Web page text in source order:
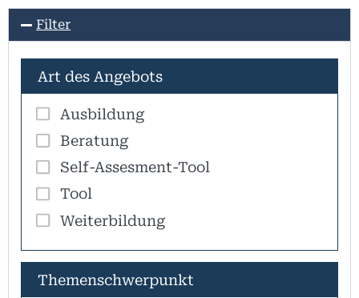
Filter
Art des Angebots
Ausbildung
Beratung
Self-Assesment-Tool
Tool
Weiterbildung
Themenschwerpunkt